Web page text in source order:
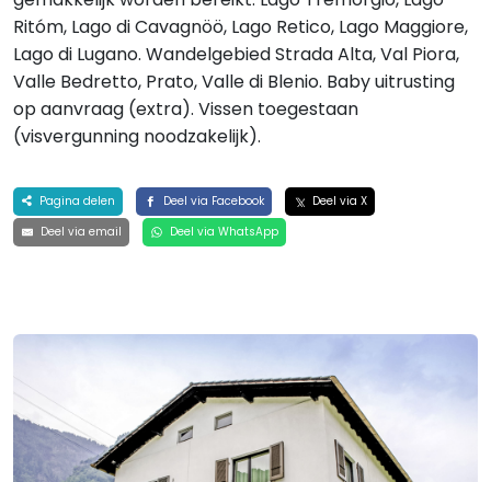
Ritóm, Lago di Cavagnöö, Lago Retico, Lago Maggiore,
Lago di Lugano. Wandelgebied Strada Alta, Val Piora,
Valle Bedretto, Prato, Valle di Blenio. Baby uitrusting
op aanvraag (extra). Vissen toegestaan
(visvergunning noodzakelijk).
Pagina delen Deel via Facebook
Deel via X
Deel via email
Deel via WhatsApp